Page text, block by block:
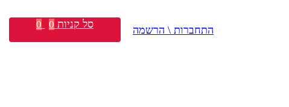
התחברות \ הרשמה סל קניות 0
0